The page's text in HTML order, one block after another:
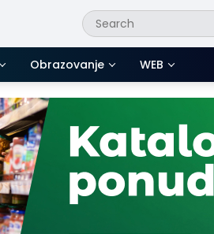
Obrazovanje WEB